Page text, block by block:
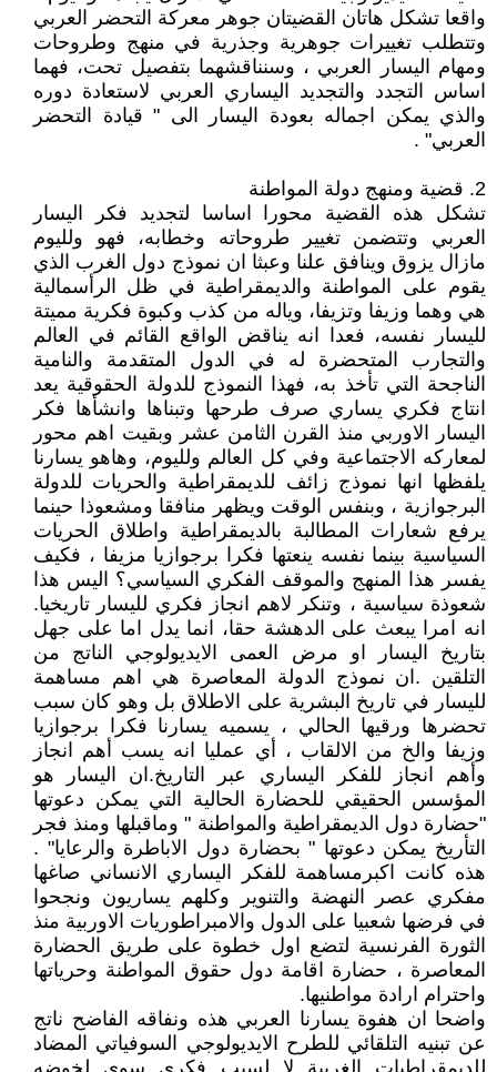
واقعا تشكل هاتان القضيتان جوهر معركة التحضر العربي
وتتطلب تغييرات جوهرية وجذرية في منهج وطروحات
ومهام اليسار العربي ، وسنناقشهما بتفصيل تحت، فهما
اساس التجدد والتجديد اليساري العربي لاستعادة دوره
والذي يمكن اجماله بعودة اليسار الى " قيادة التحضر
العربي" .
2. قضية ومنهج دولة المواطنة
تشكل هذه القضية محورا اساسا لتجديد فكر اليسار
العربي وتتضمن تغيير طروحاته وخطابه، فهو ولليوم
مازال يزوق وينافق علنا وعبثا ان نموذج دول الغرب الذي
يقوم على المواطنة والديمقراطية في ظل الرأسمالية
هي وهما وزيفا وتزيفا، وياله من كذب وكبوة فكرية مميتة
لليسار نفسه، فعدا انه يناقض الواقع القائم في العالم
والتجارب المتحضرة له في الدول المتقدمة والنامية
الناجحة التي تأخذ به، فهذا النموذج للدولة الحقوقية يعد
انتاج فكري يساري صرف طرحها وتبناها وانشأها فكر
اليسار الاوربي منذ القرن الثامن عشر وبقيت اهم محور
لمعاركه الاجتماعية وفي كل العالم ولليوم، وهاهو يسارنا
يلفظها انها نموذج زائف للديمقراطية والحريات للدولة
البرجوازية ، وبنفس الوقت ويظهر منافقا ومشعوذا حينما
يرفع شعارات المطالبة بالديمقراطية واطلاق الحريات
السياسية بينما نفسه ينعتها فكرا برجوازيا مزيفا ، فكيف
يفسر هذا المنهج والموقف الفكري السياسي؟ اليس هذا
شعوذة سياسية ، وتنكر لاهم انجاز فكري لليسار تاريخيا.
انه امرا يبعث على الدهشة حقا، انما يدل اما على جهل
بتاريخ اليسار او مرض العمى الايديولوجي الناتج من
التلقين .ان نموذج الدولة المعاصرة هي اهم مساهمة
لليسار في تاريخ البشرية على الاطلاق بل وهو كان سبب
تحضرها ورقيها الحالي ، يسميه يسارنا فكرا برجوازيا
وزيفا والخ من الالقاب ، أي عمليا انه يسب أهم انجاز
وأهم انجاز للفكر اليساري عبر التاريخ.ان اليسار هو
المؤسس الحقيقي للحضارة الحالية التي يمكن دعوتها
"حضارة دول الديمقراطية والمواطنة " وماقبلها ومنذ فجر
التأريخ يمكن دعوتها " بحضارة دول الاباطرة والرعايا" .
هذه كانت اكبرمساهمة للفكر اليساري الانساني صاغها
مفكري عصر النهضة والتنوير وكلهم يساريون ونجحوا
في فرضها شعبيا على الدول والامبراطوريات الاوربية منذ
الثورة الفرنسية لتضع اول خطوة على طريق الحضارة
المعاصرة ، حضارة اقامة دول حقوق المواطنة وحرياتها
واحترام ارادة مواطنيها.
واضحا ان هفوة يسارنا العربي هذه ونفاقه الفاضح ناتج
عن تبنيه التلقائي للطرح الايديولوجي السوفياتي المضاد